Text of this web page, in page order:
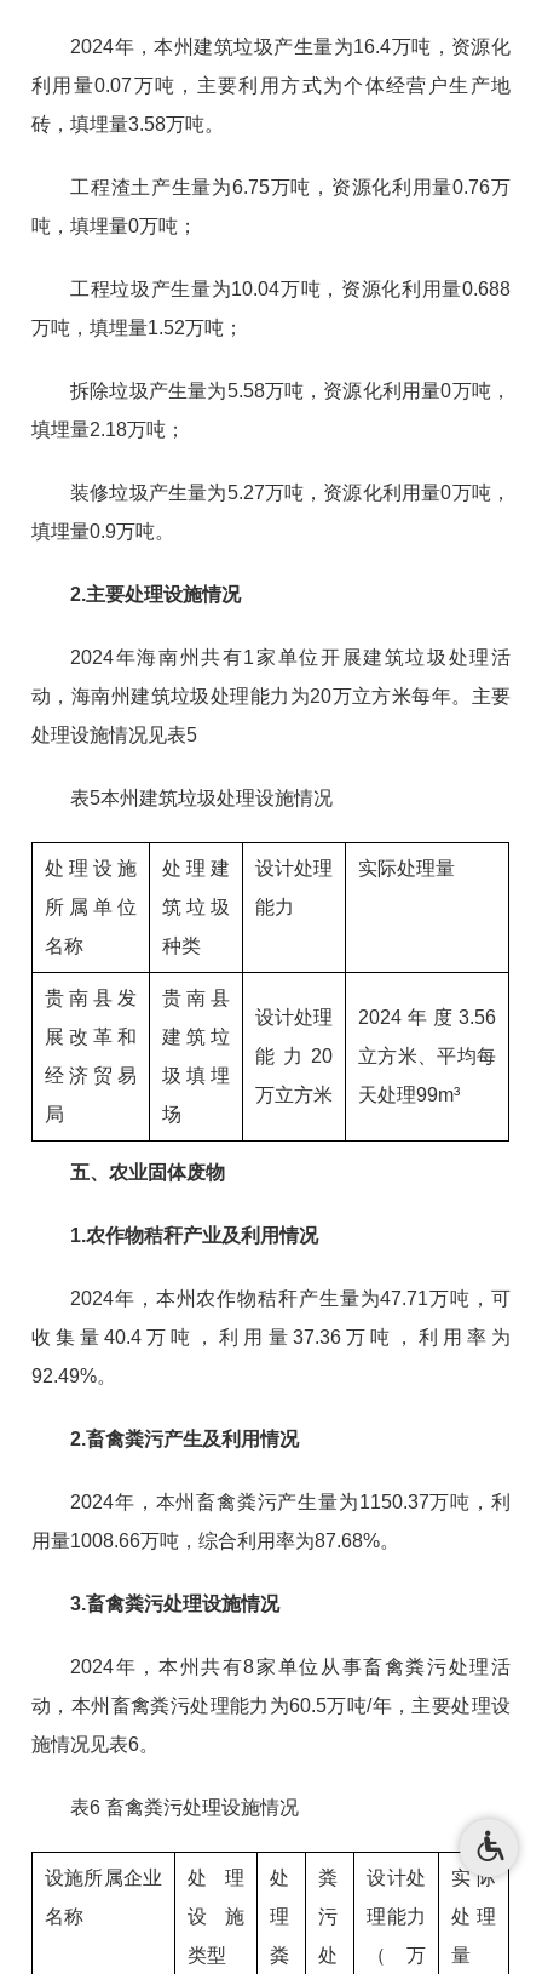
2024年，本州建筑垃圾产生量为16.4万吨，资源化
利用量0.07万吨，主要利用方式为个体经营户生产地
砖，填埋量3.58万吨。
工程渣土产生量为6.75万吨，资源化利用量0.76万
吨，填埋量0万吨；
工程垃圾产生量为10.04万吨，资源化利用量0.688
万吨，填埋量1.52万吨；
拆除垃圾产生量为5.58万吨，资源化利用量0万吨，
填埋量2.18万吨；
装修垃圾产生量为5.27万吨，资源化利用量0万吨，
填埋量0.9万吨。
2.主要处理设施情况
2024年海南州共有1家单位开展建筑垃圾处理活
动，海南州建筑垃圾处理能力为20万立方米每年。主要
处理设施情况见表5
表5本州建筑垃圾处理设施情况
处理设施
所属单位
名称
处理建
筑垃圾
种类
设计处理
能力
实际处理量
贵南县发
展改革和
经济贸易
局
贵南县
建筑垃
圾填埋
场
设计处理
能力20
万立方米
2024年度3.56
立方米、平均每
天处理99m³
五、农业固体废物
1.农作物秸秆产业及利用情况
2024年，本州农作物秸秆产生量为47.71万吨，可
收集量40.4万吨，利用量37.36万吨，利用率为
92.49%。
2.畜禽粪污产生及利用情况
2024年，本州畜禽粪污产生量为1150.37万吨，利
用量1008.66万吨，综合利用率为87.68%。
3.畜禽粪污处理设施情况
2024年，本州共有8家单位从事畜禽粪污处理活
动，本州畜禽粪污处理能力为60.5万吨/年，主要处理设
施情况见表6。
表6 畜禽粪污处理设施情况
设施所属企业
名称
处理
设施
类型
处
理
粪
粪
污
处
设计处
理能力
（万
实际
处理
量